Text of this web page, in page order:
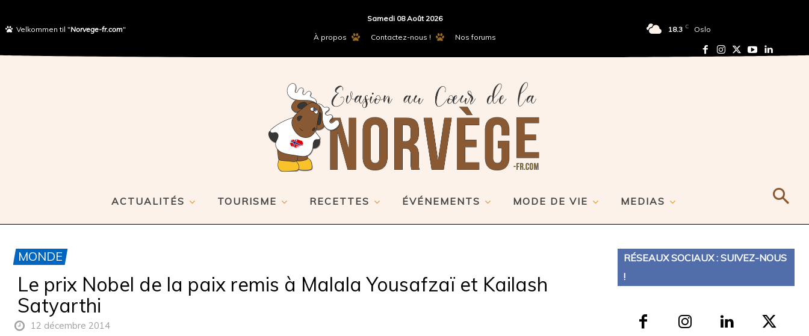
Velkommen til "Norvege-fr.com"
Samedi 08 Août 2026
À propos Contactez-nous ! Nos forums
18.3 C Oslo
ACTUALITÉS TOURISME RECETTES ÉVÉNEMENTS MODE DE VIE MEDIAS
MONDE
Le prix Nobel de la paix remis à Malala Yousafzaï et Kailash
Satyarthi
12 décembre 2014
RÉSEAUX SOCIAUX : SUIVEZ-NOUS
!